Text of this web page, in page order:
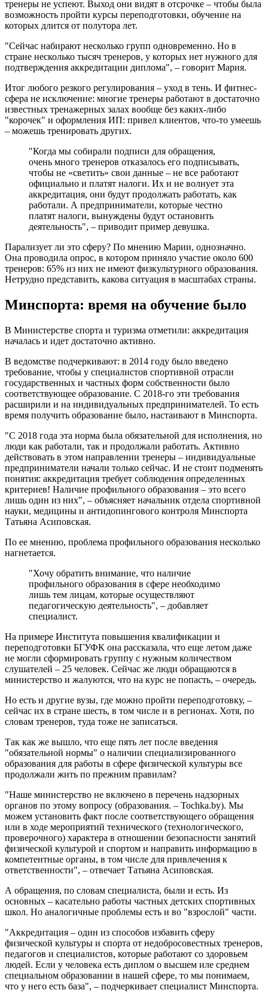
тренеры не успеют. Выход они видят в отсрочке – чтобы была
возможность пройти курсы переподготовки, обучение на
которых длится от полутора лет.
"Сейчас набирают несколько групп одновременно. Но в
стране несколько тысяч тренеров, у которых нет нужного для
подтверждения аккредитации диплома", – говорит Мария.
Итог любого резкого регулирования – уход в тень. И фитнес-
сфера не исключение: многие тренеры работают в достаточно
известных тренажерных залах вообще без каких-либо
"корочек" и оформления ИП: привел клиентов, что-то умеешь
– можешь тренировать других.
"Когда мы собирали подписи для обращения,
очень много тренеров отказалось его подписывать,
чтобы не «светить» свои данные – не все работают
официально и платят налоги. Их и не волнует эта
аккредитация, они будут продолжать работать, как
работали. А предприниматели, которые честно
платят налоги, вынуждены будут остановить
деятельность", – приводит пример девушка.
Парализует ли это сферу? По мнению Марии, однозначно.
Она проводила опрос, в котором приняло участие около 600
тренеров: 65% из них не имеют физкультурного образования.
Нетрудно представить, какова ситуация в масштабах страны.
Минспорта: время на обучение было
В Министерстве спорта и туризма отметили: аккредитация
началась и идет достаточно активно.
В ведомстве подчеркивают: в 2014 году было введено
требование, чтобы у специалистов спортивной отрасли
государственных и частных форм собственности было
соответствующее образование. С 2018-го эти требования
расширили и на индивидуальных предпринимателей. То есть
время получить образование было, настаивают в Минспорта.
"С 2018 года эта норма была обязательной для исполнения, но
люди как работали, так и продолжали работать. Активно
действовать в этом направлении тренеры – индивидуальные
предприниматели начали только сейчас. И не стоит подменять
понятия: аккредитация требует соблюдения определенных
критериев! Наличие профильного образования – это всего
лишь один из них", – объясняет начальник отдела спортивной
науки, медицины и антидопингового контроля Минспорта
Татьяна Асиповская.
По ее мнению, проблема профильного образования несколько
нагнетается.
"Хочу обратить внимание, что наличие
профильного образования в сфере необходимо
лишь тем лицам, которые осуществляют
педагогическую деятельность", – добавляет
специалист.
На примере Института повышения квалификации и
переподготовки БГУФК она рассказала, что еще летом даже
не могли сформировать группу с нужным количеством
слушателей – 25 человек. Сейчас же люди обращаются в
министерство и жалуются, что на курс не попасть, – очередь.
Но есть и другие вузы, где можно пройти переподготовку, –
сейчас их в стране шесть, в том числе и в регионах. Хотя, по
словам тренеров, туда тоже не записаться.
Так как же вышло, что еще пять лет после введения
"обязательной нормы" о наличии специализированного
образования для работы в сфере физической культуры все
продолжали жить по прежним правилам?
"Наше министерство не включено в перечень надзорных
органов по этому вопросу (образования. – Tochka.by). Мы
можем установить факт после соответствующего обращения
или в ходе мероприятий технического (технологического,
проверочного) характера в отношении безопасности занятий
физической культурой и спортом и направить информацию в
компетентные органы, в том числе для привлечения к
ответственности", – отвечает Татьяна Асиповская.
А обращения, по словам специалиста, были и есть. Из
основных – касательно работы частных детских спортивных
школ. Но аналогичные проблемы есть и во "взрослой" части.
"Аккредитация – один из способов избавить сферу
физической культуры и спорта от недобросовестных тренеров,
педагогов и специалистов, которые работают со здоровьем
людей. Если у человека есть диплом о высшем иле среднем
специальном образовании в нашей сфере, то мы понимаем,
что у него есть база", – подчеркивает специалист Минспорта.